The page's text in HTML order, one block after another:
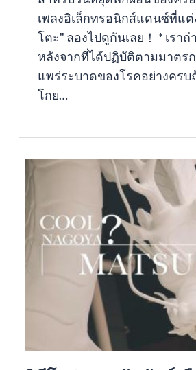
เพลงอิเล็กทรอนิกส์แดนซ์ที่แต่
โตะ" ลองไปดูกันเลย！ * เรา
หลังจากที่ได้ปฏิบัติตามมาตร
แพร่ระบาดของโรคอย่างครบ
โกย…